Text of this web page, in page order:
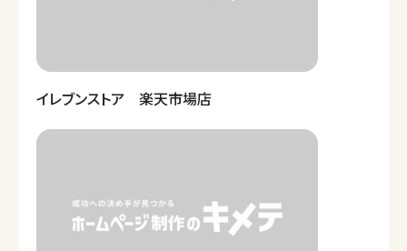
イレブンストア 楽天市場店